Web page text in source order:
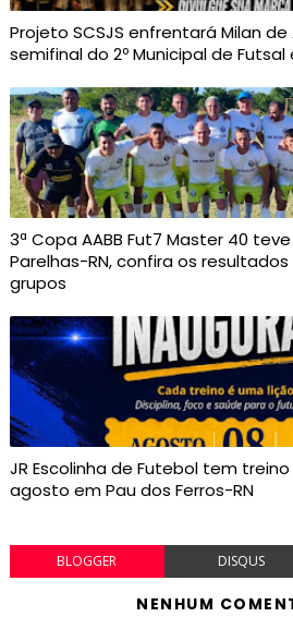
Projeto SCSJS enfrentará Milan
semifinal do 2º Municipal de Futsal
3ª Copa AABB Fut7 Master 40
Parelhas-RN, confira os
grupos
JR Escolinha de Futebol tem
agosto em Pau dos Ferros-RN
BLOGGER DISQUS
NENHUM